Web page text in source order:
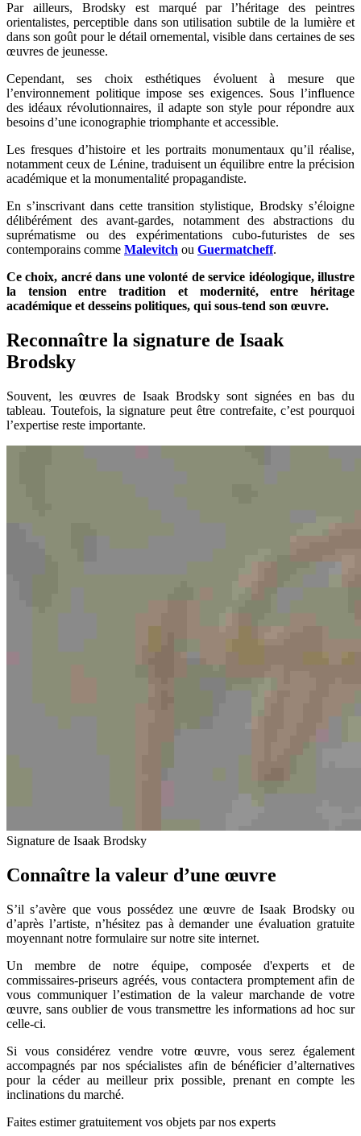
Par ailleurs, Brodsky est marqué par l’héritage des peintres
orientalistes, perceptible dans son utilisation subtile de la lumière et
dans son goût pour le détail ornemental, visible dans certaines de ses
œuvres de jeunesse.
Cependant, ses choix esthétiques évoluent à mesure que
l’environnement politique impose ses exigences. Sous l’influence
des idéaux révolutionnaires, il adapte son style pour répondre aux
besoins d’une iconographie triomphante et accessible.
Les fresques d’histoire et les portraits monumentaux qu’il réalise,
notamment ceux de Lénine, traduisent un équilibre entre la précision
académique et la monumentalité propagandiste.
En s’inscrivant dans cette transition stylistique, Brodsky s’éloigne
délibérément des avant-gardes, notamment des abstractions du
suprématisme ou des expérimentations cubo-futuristes de ses
contemporains comme Malevitch ou Guermatcheff.
Ce choix, ancré dans une volonté de service idéologique, illustre
la tension entre tradition et modernité, entre héritage
académique et desseins politiques, qui sous-tend son œuvre.
Reconnaître la signature de Isaak
Brodsky
Souvent, les œuvres de Isaak Brodsky sont signées en bas du
tableau. Toutefois, la signature peut être contrefaite, c’est pourquoi
l’expertise reste importante.
Signature de Isaak Brodsky
Connaître la valeur d’une œuvre
S’il s’avère que vous possédez une œuvre de Isaak Brodsky ou
d’après l’artiste, n’hésitez pas à demander une évaluation gratuite
moyennant notre formulaire sur notre site internet.
Un membre de notre équipe, composée d'experts et de
commissaires-priseurs agréés, vous contactera promptement afin de
vous communiquer l’estimation de la valeur marchande de votre
œuvre, sans oublier de vous transmettre les informations ad hoc sur
celle-ci.
Si vous considérez vendre votre œuvre, vous serez également
accompagnés par nos spécialistes afin de bénéficier d’alternatives
pour la céder au meilleur prix possible, prenant en compte les
inclinations du marché.
Faites estimer gratuitement vos objets par nos experts